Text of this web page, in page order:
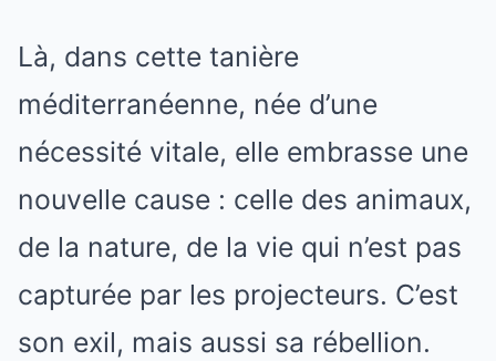
Là, dans cette tanière
méditerranéenne, née d’une
nécessité vitale, elle embrasse une
nouvelle cause : celle des animaux,
de la nature, de la vie qui n’est pas
capturée par les projecteurs. C’est
son exil, mais aussi sa rébellion.